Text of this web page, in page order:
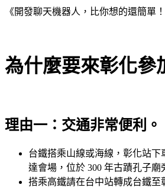
《開發聊天機器人，比你想的還簡單
為什麼要來彰化參
理由一：交通非常便利。
台鐵搭乘山線或海線，彰化站下
達會場，位於 300 年古蹟孔子廟
搭乘高鐵請在台中站轉成台鐵至